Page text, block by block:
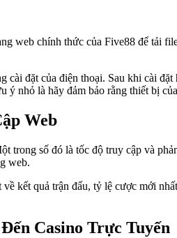
web chính thức của Five88 để tải
đặt của điện thoại. Sau khi cài
nhỏ là hãy đảm bảo rằng thiết bị
Web
số đó là tốc độ truy cập và
web.
kết quả trận đấu, tỷ lệ cược mới
Casino Trực Tuyến